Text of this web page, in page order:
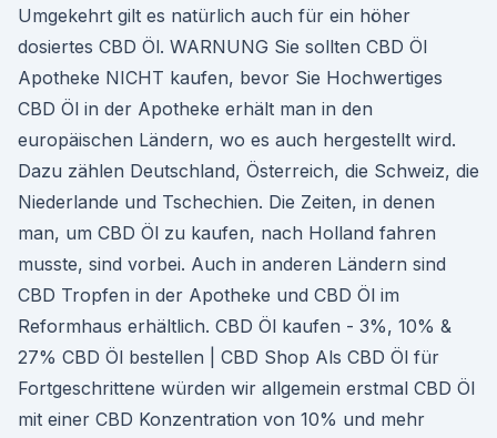
Umgekehrt gilt es natürlich auch für ein höher
dosiertes CBD Öl. WARNUNG Sie sollten CBD Öl
Apotheke NICHT kaufen, bevor Sie Hochwertiges
CBD Öl in der Apotheke erhält man in den
europäischen Ländern, wo es auch hergestellt wird.
Dazu zählen Deutschland, Österreich, die Schweiz, die
Niederlande und Tschechien. Die Zeiten, in denen
man, um CBD Öl zu kaufen, nach Holland fahren
musste, sind vorbei. Auch in anderen Ländern sind
CBD Tropfen in der Apotheke und CBD Öl im
Reformhaus erhältlich. CBD Öl kaufen - 3%, 10% &
27% CBD Öl bestellen | CBD Shop Als CBD Öl für
Fortgeschrittene würden wir allgemein erstmal CBD Öl
mit einer CBD Konzentration von 10% und mehr